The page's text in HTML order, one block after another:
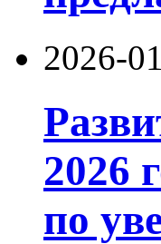
2026-
2026
по